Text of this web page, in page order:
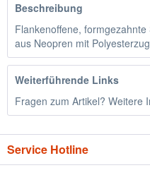
Beschreibung
Flankenoffene,
aus Neopren mit
Weiterführende Links
Fragen zum Artikel? Weitere
Service Hotline